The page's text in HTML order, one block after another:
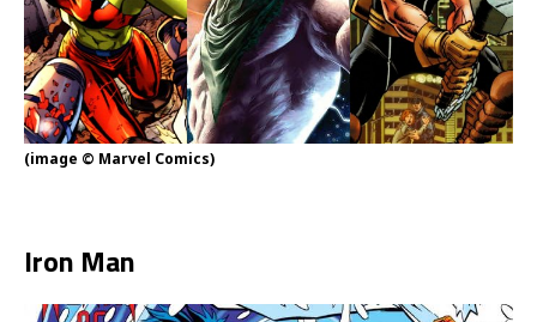
(image © Marvel Comics)
Iron Man